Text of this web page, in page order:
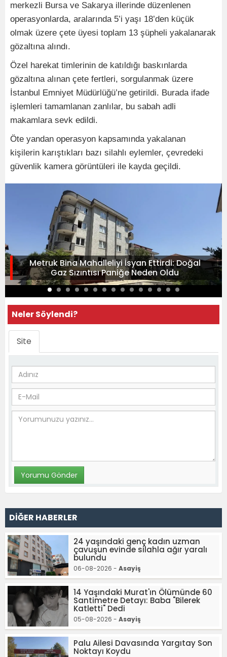
merkezli Bursa ve Sakarya illerinde düzenlenen
operasyonlarda, aralarında 5’i yaşı 18’den küçük
olmak üzere çete üyesi toplam 13 şüpheli yakalanarak
gözaltına alındı.
Özel harekat timlerinin de katıldığı baskınlarda
gözaltına alınan çete fertleri, sorgulanmak üzere
İstanbul Emniyet Müdürlüğü’ne getirildi. Burada ifade
işlemleri tamamlanan zanlılar, bu sabah adli
makamlara sevk edildi.
Öte yandan operasyon kapsamında yakalanan
kişilerin karıştıkları bazı silahlı eylemler, çevredeki
güvenlik kamera görüntüleri ile kayda geçildi.
Metruk Bina Mahalleliyi İsyan Ettirdi: Doğal
Gaz Sızıntısı Paniğe Neden Oldu
Neler Söylendi?
Site
DİĞER HABERLER
24 yaşındaki genç kadın uzman
çavuşun evinde silahla ağır yaralı
bulundu
06-08-2026 - Asayiş
14 Yaşındaki Murat'ın Ölümünde 60
Santimetre Detayı: Baba "Bilerek
Katletti" Dedi
05-08-2026 - Asayiş
Palu Ailesi Davasında Yargıtay Son
Noktayı Koydu